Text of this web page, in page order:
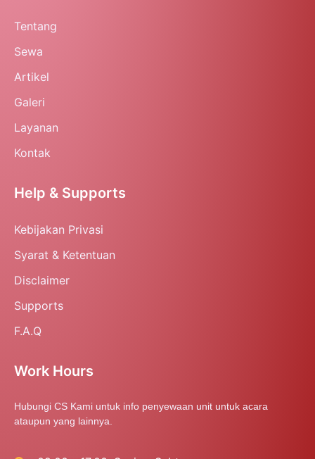
Tentang
Sewa
Artikel
Galeri
Layanan
Kontak
Help & Supports
Kebijakan Privasi
Syarat & Ketentuan
Disclaimer
Supports
F.A.Q
Work Hours
Hubungi CS Kami untuk info penyewaan unit untuk acara
ataupun yang lainnya.